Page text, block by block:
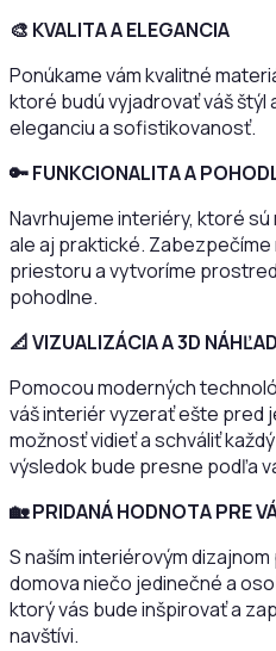
🎨 KVALITA A ELEGANCIA
Ponúkame vám kvalitné
ktoré budú vyjadrovať váš štýl
eleganciu a sofistikovanosť.
🔑FUNKCIONALITA A
Navrhujeme interiéry, ktoré
ale aj praktické.
priestoru a vytvoríme
pohodlne.
📐VIZUALIZÁCIA A 3D NÁHĽAD
Pomocou moderných
váš interiér vyzerať ešte pred
možnosť vidieť a schváliť
výsledok bude presne podľa
🏡PRIDANÁ HODNOTA PRE
S naším interiérovým
domova niečo jedinečné a
ktorý vás bude inšpirovať a
navštívi.